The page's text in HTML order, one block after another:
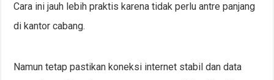
Cara ini jauh lebih praktis karena tidak perlu antre panjang
di kantor cabang.
Namun tetap pastikan koneksi internet stabil dan data